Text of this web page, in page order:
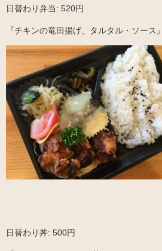
日替わり弁当: 520円
『チキンの竜田揚げ、タルタル・ソース』
日替わり丼: 500円